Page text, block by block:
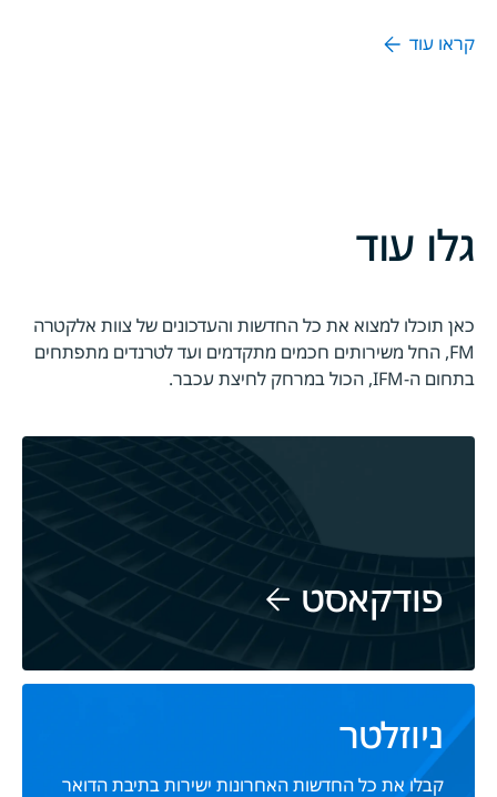
קראו עוד
גלו עוד
כאן תוכלו למצוא את כל החדשות והעדכונים של צוות אלקטרה
FM, החל משירותים חכמים מתקדמים ועד לטרנדים מתפתחים
בתחום ה-IFM, הכול במרחק לחיצת עכבר.
פודקאסט
ניוזלטר
קבלו את כל החדשות האחרונות ישירות בתיבת הדואר